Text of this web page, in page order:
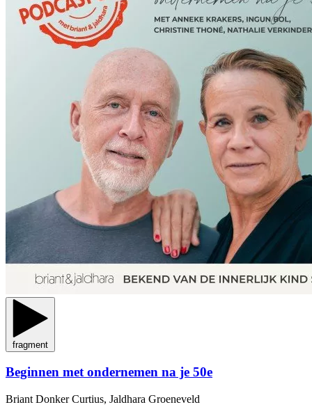
fragment
Beginnen met ondernemen na je 50e
Briant Donker Curtius, Jaldhara Groeneveld